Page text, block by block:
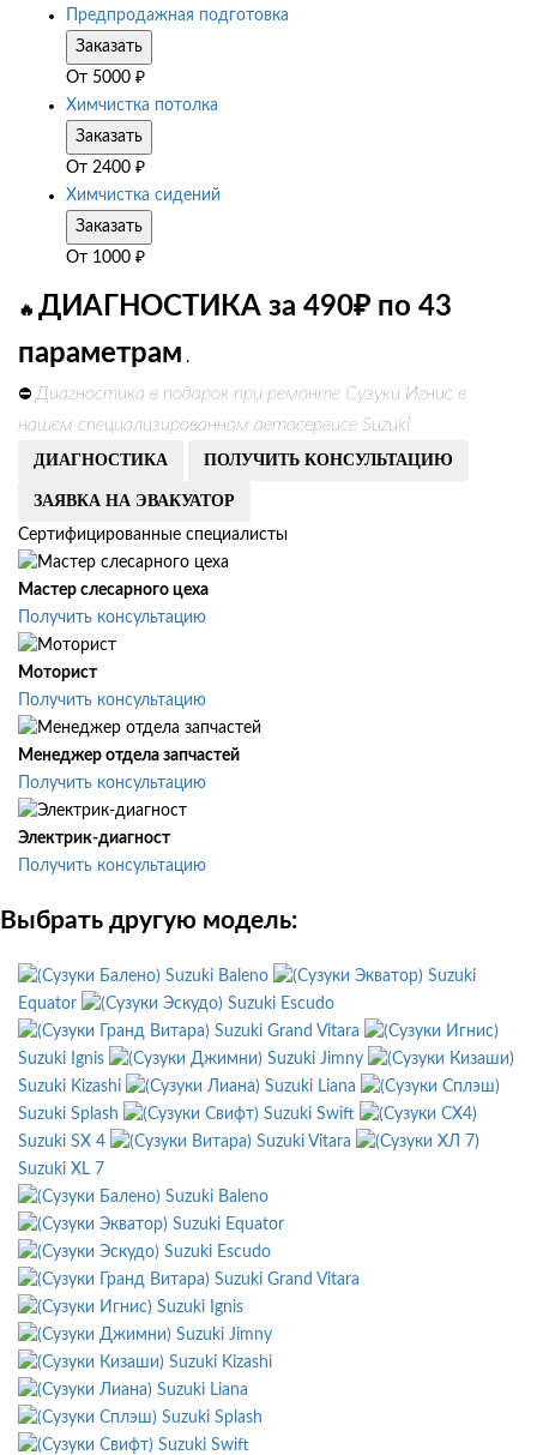
Предпродажная подготовка
Заказать
От 5000 ₽
Химчистка потолка
Заказать
От 2400 ₽
Химчистка сидений
Заказать
От 1000 ₽
🔥 ДИАГНОСТИКА за 490₽ по 43
параметрам .
⛔ Диагностика в подарок при ремонте Сузуки Игнис в
нашем специализированном автосервисе Suzuki
ДИАГНОСТИКА ПОЛУЧИТЬ КОНСУЛЬТАЦИЮ
ЗАЯВКА НА ЭВАКУАТОР
Сертифицированные специалисты
Мастер слесарного цеха
Получить консультацию
Моторист
Получить консультацию
Менеджер отдела запчастей
Получить консультацию
Электрик-диагност
Получить консультацию
Выбрать другую модель:
Suzuki Baleno
Suzuki
Equator
Suzuki Escudo
Suzuki Grand Vitara
Suzuki Ignis
Suzuki Jimny
Suzuki Kizashi
Suzuki Liana
Suzuki Splash
Suzuki Swift
Suzuki SX 4
Suzuki Vitara
Suzuki XL 7
Suzuki Baleno
Suzuki Equator
Suzuki Escudo
Suzuki Grand Vitara
Suzuki Ignis
Suzuki Jimny
Suzuki Kizashi
Suzuki Liana
Suzuki Splash
Suzuki Swift